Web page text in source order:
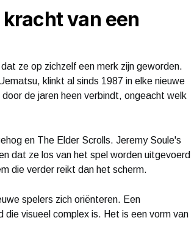
van een
ze op zichzelf een merk zijn geworden.
klinkt al sinds 1987 in elke nieuwe
de jaren heen verbindt, ongeacht welk
en The Elder Scrolls. Jeremy Soule's
dat ze los van het spel worden uitgevoerd
die verder reikt dan het scherm.
spelers zich oriënteren. Een
visueel complex is. Het is een vorm van